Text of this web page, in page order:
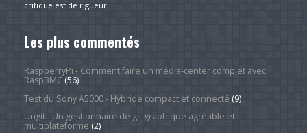
critique est de rigueur.
Les plus commentés
RaspberryPi - Comment faire un média-center complet avec
RaspBMC(56)
Test du Sony A5000 - Hybride compact et connecté (9)
Ungit - Un gestionnaire de git graphique agréable et
multiplateforme (2)